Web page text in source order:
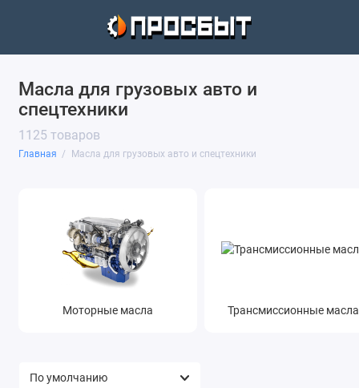
Масла для грузовых авто и
спецтехники
1125 товаров
Главная Масла для грузовых авто и спецтехники
Моторные масла Трансмиссионные масла